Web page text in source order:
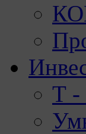
Т -